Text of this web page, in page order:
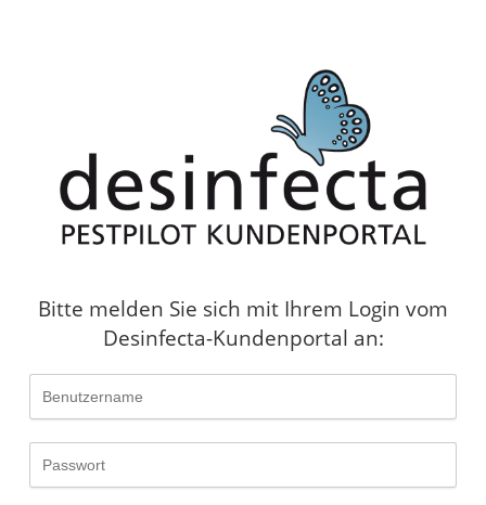
Bitte melden Sie sich mit Ihrem Login vom
Desinfecta-Kundenportal an: